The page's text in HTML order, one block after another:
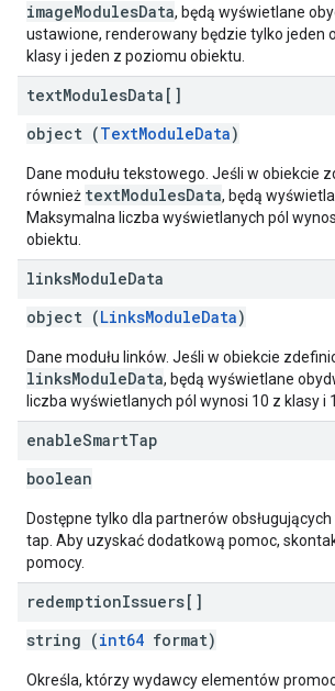
imageModulesData, będą wyświetlane
ustawione, renderowany będzie tylko jeden
klasy i jeden z poziomu obiektu.
textModulesData[]
object (TextModuleData)
Dane modułu tekstowego. Jeśli w obiekcie
również textModulesData, będą
Maksymalna liczba wyświetlanych pól
obiektu.
linksModuleData
object (LinksModuleData)
Dane modułu linków. Jeśli w obiekcie
linksModuleData, będą wyświetlane
liczba wyświetlanych pól wynosi 10 z klasy i
enableSmartTap
boolean
Dostępne tylko dla partnerów
tap. Aby uzyskać dodatkową pomoc,
pomocy.
redemptionIssuers[]
string (int64 format)
Określa, którzy wydawcy elementów